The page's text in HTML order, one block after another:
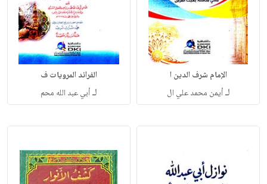
الإمام شرف الدين ا
لـأيمن محمد علي ال
الفرائد المرويات ف
لـأبي عبد الله محم